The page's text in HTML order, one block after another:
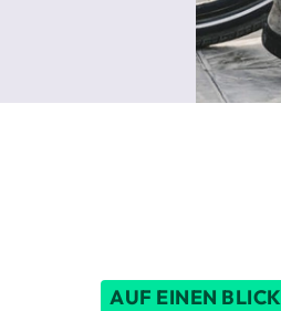
AUF EINEN BLICK